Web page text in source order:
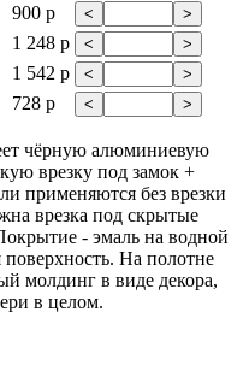
900 р < >
1 248 р < >
1 542 р < >
728 р < >
чёрную алюминиевую
врезку под замок +
применяются без врезки
врезка под скрытые
- эмаль на водной
поверхность. На полотне
молдинг в виде декора,
в целом.